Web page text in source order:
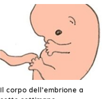
Il corpo dell’embrione a